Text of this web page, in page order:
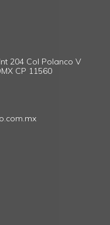
204 Col Polanco V
CP 11560